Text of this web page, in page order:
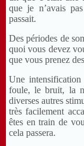
que je n’avais
passait.
Des périodes de
quoi vous devez
que vous prenez
Une
foule, le bruit, la
diverses autres
très facilement
êtes en train de
cela passera.